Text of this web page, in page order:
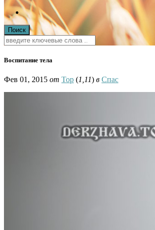
Воспитание тела
Фев 01, 2015 от Тор (1,11) в Спас